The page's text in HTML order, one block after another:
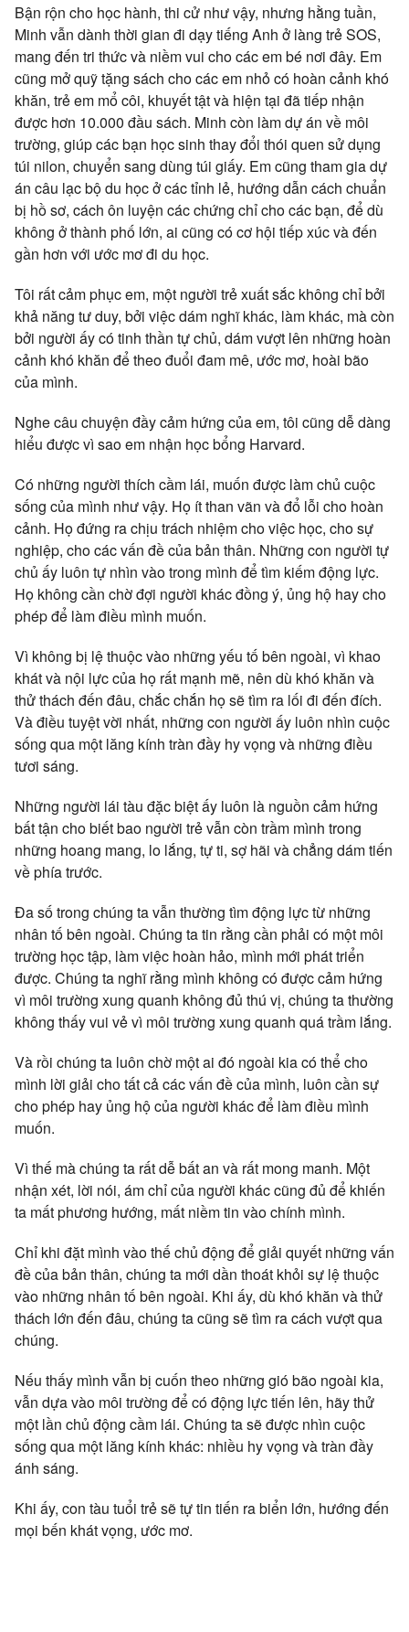
Bận rộn cho học hành, thi cử như vậy, nhưng hằng tuần,
Minh vẫn dành thời gian đi dạy tiếng Anh ở làng trẻ SOS,
mang đến tri thức và niềm vui cho các em bé nơi đây. Em
cũng mở quỹ tặng sách cho các em nhỏ có hoàn cảnh khó
khăn, trẻ em mổ côi, khuyết tật và hiện tại đã tiếp nhận
được hơn 10.000 đầu sách. Minh còn làm dự án về môi
trường, giúp các bạn học sinh thay đổi thói quen sử dụng
túi nilon, chuyển sang dùng túi giấy. Em cũng tham gia dự
án câu lạc bộ du học ở các tỉnh lẻ, hướng dẫn cách chuẩn
bị hồ sơ, cách ôn luyện các chứng chỉ cho các bạn, để dù
không ở thành phố lớn, ai cũng có cơ hội tiếp xúc và đến
gần hơn với ước mơ đi du học.
Tôi rất cảm phục em, một người trẻ xuất sắc không chỉ bởi
khả năng tư duy, bởi việc dám nghĩ khác, làm khác, mà còn
bởi người ấy có tinh thần tự chủ, dám vượt lên những hoàn
cảnh khó khăn để theo đuổi đam mê, ước mơ, hoài bão
của mình.
Nghe câu chuyện đầy cảm hứng của em, tôi cũng dễ dàng
hiểu được vì sao em nhận học bổng Harvard.
Có những người thích cầm lái, muốn được làm chủ cuộc
sống của mình như vậy. Họ ít than vãn và đổ lỗi cho hoàn
cảnh. Họ đứng ra chịu trách nhiệm cho việc học, cho sự
nghiệp, cho các vấn đề của bản thân. Những con người tự
chủ ấy luôn tự nhìn vào trong mình để tìm kiếm động lực.
Họ không cần chờ đợi người khác đồng ý, ủng hộ hay cho
phép để làm điều mình muốn.
Vì không bị lệ thuộc vào những yếu tố bên ngoài, vì khao
khát và nội lực của họ rất mạnh mẽ, nên dù khó khăn và
thử thách đến đâu, chắc chắn họ sẽ tìm ra lối đi đến đích.
Và điều tuyệt vời nhất, những con người ấy luôn nhìn cuộc
sống qua một lăng kính tràn đầy hy vọng và những điều
tươi sáng.
Những người lái tàu đặc biệt ấy luôn là nguồn cảm hứng
bất tận cho biết bao người trẻ vẫn còn trầm mình trong
những hoang mang, lo lắng, tự ti, sợ hãi và chẳng dám tiến
về phía trước.
Đa số trong chúng ta vẫn thường tìm động lực từ những
nhân tố bên ngoài. Chúng ta tin rằng cần phải có một môi
trường học tập, làm việc hoàn hảo, mình mới phát triển
được. Chúng ta nghĩ rằng mình không có được cảm hứng
vì môi trường xung quanh không đủ thú vị, chúng ta thường
không thấy vui vẻ vì môi trường xung quanh quá trầm lắng.
Và rồi chúng ta luôn chờ một ai đó ngoài kia có thể cho
mình lời giải cho tất cả các vấn đề của mình, luôn cần sự
cho phép hay ủng hộ của người khác để làm điều mình
muốn.
Vì thế mà chúng ta rất dễ bất an và rất mong manh. Một
nhận xét, lời nói, ám chỉ của người khác cũng đủ để khiến
ta mất phương hướng, mất niềm tin vào chính mình.
Chỉ khi đặt mình vào thế chủ động để giải quyết những vấn
đề của bản thân, chúng ta mới dần thoát khỏi sự lệ thuộc
vào những nhân tố bên ngoài. Khi ấy, dù khó khăn và thử
thách lớn đến đâu, chúng ta cũng sẽ tìm ra cách vượt qua
chúng.
Nếu thấy mình vẫn bị cuốn theo những gió bão ngoài kia,
vẫn dựa vào môi trường để có động lực tiến lên, hãy thử
một lần chủ động cầm lái. Chúng ta sẽ được nhìn cuộc
sống qua một lăng kính khác: nhiều hy vọng và tràn đầy
ánh sáng.
Khi ấy, con tàu tuổi trẻ sẽ tự tin tiến ra biển lớn, hướng đến
mọi bến khát vọng, ước mơ.